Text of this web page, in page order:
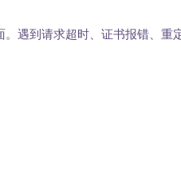
。遇到请求超时、证书报错、重